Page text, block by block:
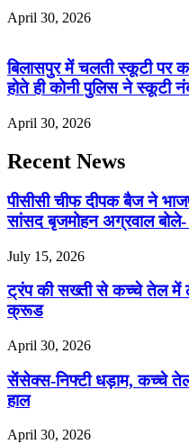
April 30, 2026
बिलासपुर में चलती स्कूटी पर
होते ही कोनी पुलिस ने स्कूटी
April 30, 2026
Recent News
पीसीसी चीफ दीपक बैज ने
सांसद बृजमोहन अग्रवाल
July 15, 2026
ट्रंप की सख्ती से कच्चे तेल में
क्रूड
April 30, 2026
सेंसेक्स-निफ्टी धड़ाम, कच्चे तेल
हाल
April 30, 2026